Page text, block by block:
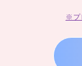
※プ